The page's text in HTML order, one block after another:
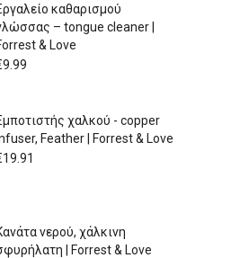
through
καθαρισμού
– tongue cleaner |
& Love
9.99
χαλκού - copper
Feather | Forrest & Love
19.91
νερού, χάλκινη
| Forrest & Love